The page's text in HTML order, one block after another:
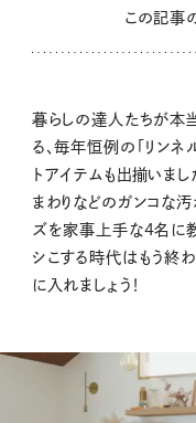
この記事
暮らしの達人たちが本
る、毎年恒例の「リン
トアイテムも出揃いま
まわりなどのガンコな
ズを家事上手な4名に
シこする時代はもう終わ
に入れましょう！